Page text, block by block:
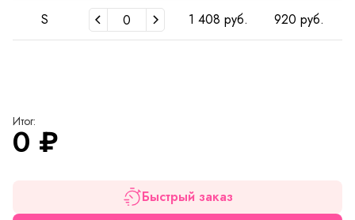
S 1 408 руб. 920 руб.
Итог:
0 ₽
Быстрый заказ